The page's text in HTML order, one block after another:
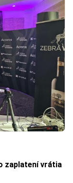
zaplatení vrátia